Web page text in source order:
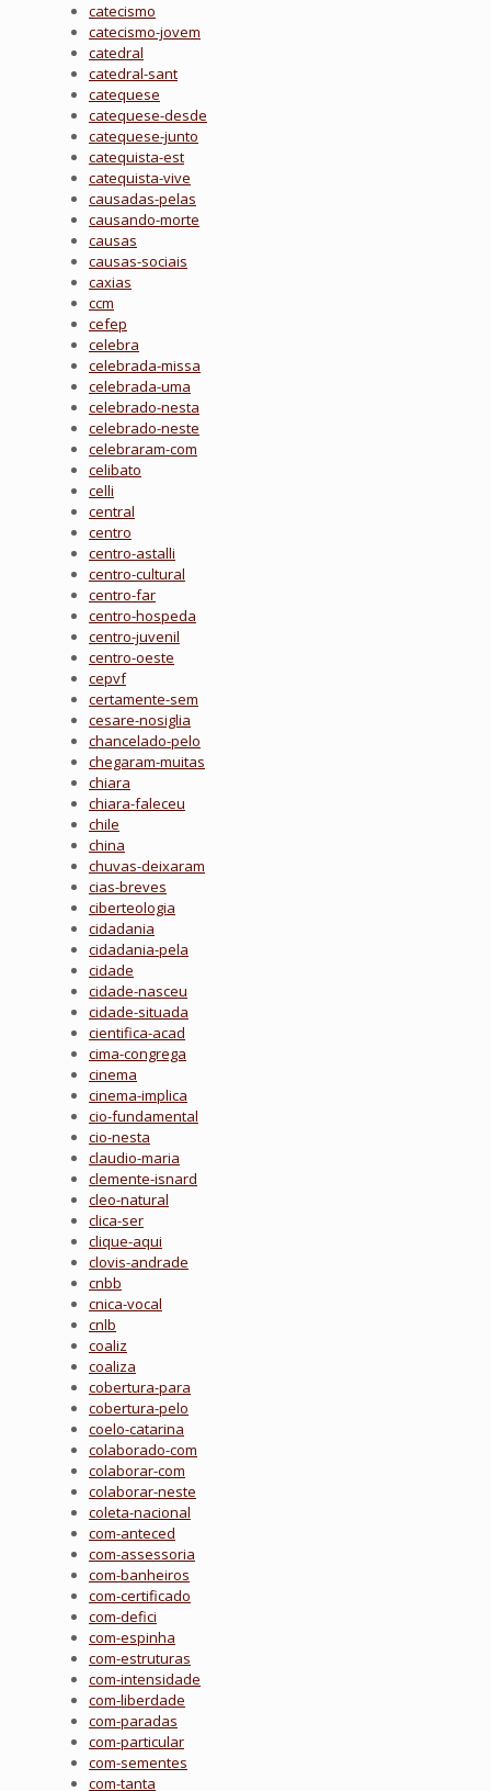
catecismo
catecismo-jovem
catedral
catedral-sant
catequese
catequese-desde
catequese-junto
catequista-est
catequista-vive
causadas-pelas
causando-morte
causas
causas-sociais
caxias
ccm
cefep
celebra
celebrada-missa
celebrada-uma
celebrado-nesta
celebrado-neste
celebraram-com
celibato
celli
central
centro
centro-astalli
centro-cultural
centro-far
centro-hospeda
centro-juvenil
centro-oeste
cepvf
certamente-sem
cesare-nosiglia
chancelado-pelo
chegaram-muitas
chiara
chiara-faleceu
chile
china
chuvas-deixaram
cias-breves
ciberteologia
cidadania
cidadania-pela
cidade
cidade-nasceu
cidade-situada
cientifica-acad
cima-congrega
cinema
cinema-implica
cio-fundamental
cio-nesta
claudio-maria
clemente-isnard
cleo-natural
clica-ser
clique-aqui
clovis-andrade
cnbb
cnica-vocal
cnlb
coaliz
coaliza
cobertura-para
cobertura-pelo
coelo-catarina
colaborado-com
colaborar-com
colaborar-neste
coleta-nacional
com-anteced
com-assessoria
com-banheiros
com-certificado
com-defici
com-espinha
com-estruturas
com-intensidade
com-liberdade
com-paradas
com-particular
com-sementes
com-tanta